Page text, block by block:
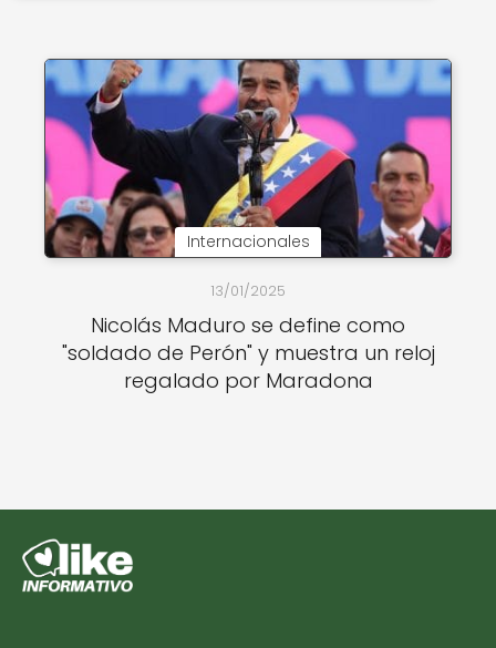
Internacionales
13/01/2025
Nicolás Maduro se define como
"soldado de Perón" y muestra un reloj
regalado por Maradona